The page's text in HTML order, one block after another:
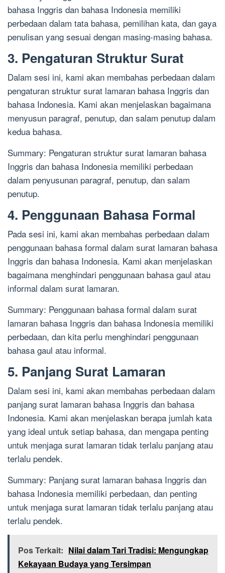
bahasa Inggris dan bahasa Indonesia memiliki
perbedaan dalam tata bahasa, pemilihan kata, dan gaya
penulisan yang sesuai dengan masing-masing bahasa.
3. Pengaturan Struktur Surat
Dalam sesi ini, kami akan membahas perbedaan dalam
pengaturan struktur surat lamaran bahasa Inggris dan
bahasa Indonesia. Kami akan menjelaskan bagaimana
menyusun paragraf, penutup, dan salam penutup dalam
kedua bahasa.
Summary: Pengaturan struktur surat lamaran bahasa
Inggris dan bahasa Indonesia memiliki perbedaan
dalam penyusunan paragraf, penutup, dan salam
penutup.
4. Penggunaan Bahasa Formal
Pada sesi ini, kami akan membahas perbedaan dalam
penggunaan bahasa formal dalam surat lamaran bahasa
Inggris dan bahasa Indonesia. Kami akan menjelaskan
bagaimana menghindari penggunaan bahasa gaul atau
informal dalam surat lamaran.
Summary: Penggunaan bahasa formal dalam surat
lamaran bahasa Inggris dan bahasa Indonesia memiliki
perbedaan, dan kita perlu menghindari penggunaan
bahasa gaul atau informal.
5. Panjang Surat Lamaran
Dalam sesi ini, kami akan membahas perbedaan dalam
panjang surat lamaran bahasa Inggris dan bahasa
Indonesia. Kami akan menjelaskan berapa jumlah kata
yang ideal untuk setiap bahasa, dan mengapa penting
untuk menjaga surat lamaran tidak terlalu panjang atau
terlalu pendek.
Summary: Panjang surat lamaran bahasa Inggris dan
bahasa Indonesia memiliki perbedaan, dan penting
untuk menjaga surat lamaran tidak terlalu panjang atau
terlalu pendek.
Pos Terkait: Nilai dalam Tari Tradisi: Mengungkap
Kekayaan Budaya yang Tersimpan